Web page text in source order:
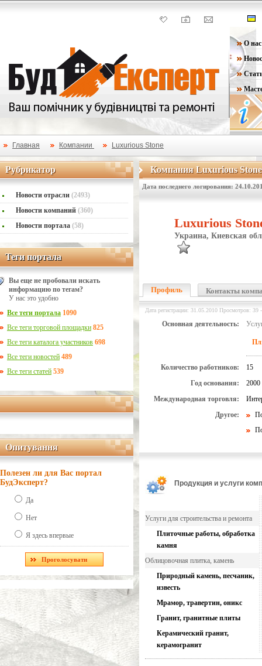
О нас
Главная Компании Luxurious Stone
Рубрикатор
Рубрикатор
Новости отрасли (2493)
Новости компаний (360)
Новости портала (58)
Теги портала
Теги портала
Вы еще не пробовали искать
информацию по тегам?
У нас это удобно
Все теги портала 1090
Все теги торговой площадки 825
Все теги каталога участников 698
Все теги новостей 489
Все теги статей 539
Опитування
Опитування
Полезен ли для Вас портал
БудЭксперт?
Да
Нет
Я здесь впервые
Компания Luxurious Stone
Компания Luxurious Stone
Дата последнего логирования:
Luxurious
Украина, Киевская
Профиль Контакты
Дата регистрации: 31.05.2010 Просмотров: 39
Основная деятельность:
Количество работников:
15
Год основания:
2000
Международная торговля:
Другое:
Продукция и услуги
Услуги для строительства и ремонта
Плиточные работы, обработка
камня
Облицовочная плитка, камень
Природный камень, песчаник,
известь
Мрамор, травертин, оникс
Гранит, гранитные плиты
Керамический гранит,
керамогранит